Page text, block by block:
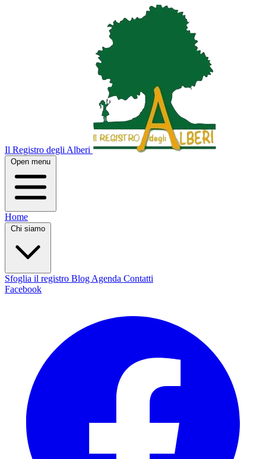
Il Registro degli Alberi
Open menu
Home
Chi siamo
Sfoglia il registro Blog Agenda Contatti
Facebook